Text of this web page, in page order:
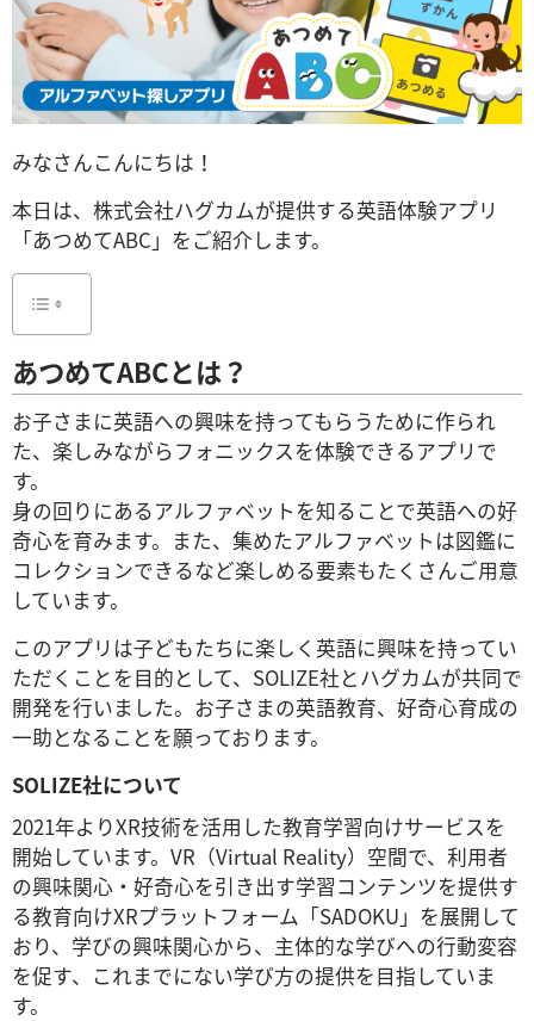
みなさんこんにちは！
本日は、株式会社ハグカムが提供する英語体験アプリ
「あつめてABC」をご紹介します。
あつめてABCとは？
お子さまに英語への興味を持ってもらうために作られ
た、楽しみながらフォニックスを体験できるアプリで
す。
身の回りにあるアルファベットを知ることで英語への好
奇心を育みます。また、集めたアルファベットは図鑑に
コレクションできるなど楽しめる要素もたくさんご用意
しています。
このアプリは子どもたちに楽しく英語に興味を持ってい
ただくことを目的として、SOLIZE社とハグカムが共同で
開発を行いました。お子さまの英語教育、好奇心育成の
一助となることを願っております。
SOLIZE社について
2021年よりXR技術を活用した教育学習向けサービスを
開始しています。VR（Virtual Reality）空間で、利用者
の興味関心・好奇心を引き出す学習コンテンツを提供す
る教育向けXRプラットフォーム「SADOKU」を展開して
おり、学びの興味関心から、主体的な学びへの行動変容
を促す、これまでにない学び方の提供を目指していま
す。